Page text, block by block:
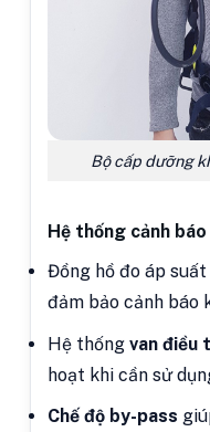
Bộ cấp dưỡng
Hệ thống cảnh
Đồng hồ đo áp
đảm bảo cảnh báo
Hệ thống van điều
hoạt khi cần sử
Chế độ by-pass